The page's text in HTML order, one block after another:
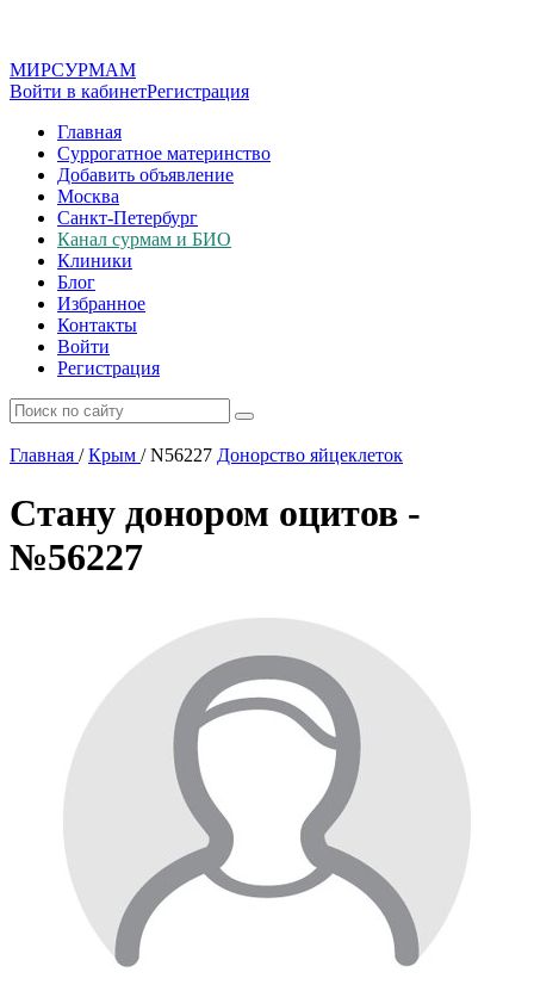
МИРСУРМАМ
Войти в кабинетРегистрация
Главная
Суррогатное материнство
Добавить объявление
Москва
Санкт-Петербург
Канал сурмам и БИО
Клиники
Блог
Избранное
Контакты
Войти
Регистрация
Главная / Крым /N56227 Донорство яйцеклеток
Стану донором оцитов -
№56227